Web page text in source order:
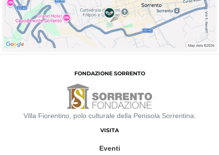
FONDAZIONE SORRENTO
Villa Fiorentino, polo culturale della Penisola Sorrentina.
VISITA
Eventi